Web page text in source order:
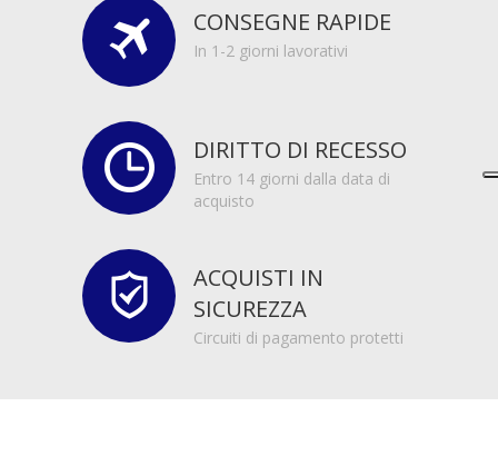
CONSEGNE RAPIDE
In 1-2 giorni lavorativi
DIRITTO DI RECESSO
Entro 14 giorni dalla data di
acquisto
ACQUISTI IN
SICUREZZA
Circuiti di pagamento protetti